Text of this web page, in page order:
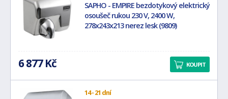
SAPHO - EMPIRE bezdotykový elektrický
osoušeč rukou 230 V, 2400 W,
278x243x213 nerez lesk (9809)
6 877 Kč KOUPIT
14 - 21 dní